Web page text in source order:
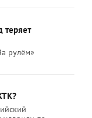
теряет
рулём»